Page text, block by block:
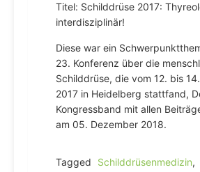
Titel: Schilddrüse 2017:
interdisziplinär!
Diese war ein
23. Konferenz über die
Schilddrüse, die vom 12. bis
2017 in Heidelberg stattfand,
Kongressband mit allen
am 05. Dezember 2018.
Tagged Schilddrüsenmedizin,